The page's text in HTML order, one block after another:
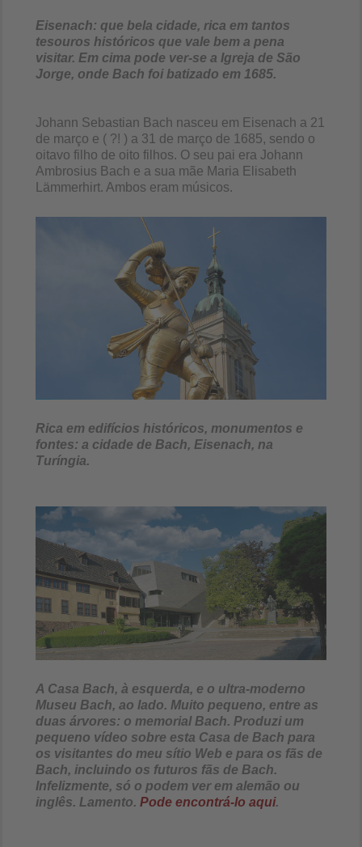
Eisenach: que bela cidade, rica em tantos
tesouros históricos que vale bem a pena
visitar. Em cima pode ver-se a Igreja de São
Jorge, onde Bach foi batizado em 1685.
Johann Sebastian Bach nasceu em Eisenach a 21
de março e ( ?! ) a 31 de março de 1685, sendo o
oitavo filho de oito filhos. O seu pai era Johann
Ambrosius Bach e a sua mãe Maria Elisabeth
Lämmerhirt. Ambos eram músicos.
Rica em edifícios históricos, monumentos e
fontes: a cidade de Bach, Eisenach, na
Turíngia.
A Casa Bach, à esquerda, e o ultra-moderno
Museu Bach, ao lado. Muito pequeno, entre as
duas árvores: o memorial Bach. Produzi um
pequeno vídeo sobre esta Casa de Bach para
os visitantes do meu sítio Web e para os fãs de
Bach, incluindo os futuros fãs de Bach.
Infelizmente, só o podem ver em alemão ou
inglês. Lamento. Pode encontrá-lo aqui.